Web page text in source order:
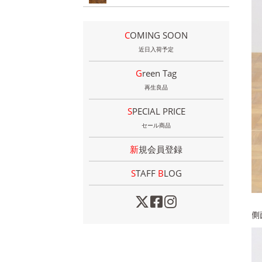
側
COMING SOON
近日入荷予定
Green Tag
再生良品
SPECIAL PRICE
セール商品
新規会員登録
STAFF BLOG